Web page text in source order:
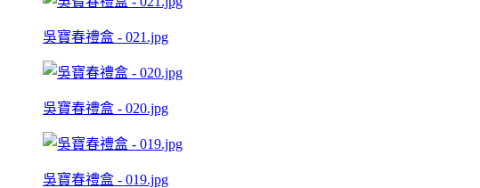
吳寶春禮盒 - 021.jpg
吳寶春禮盒 - 020.jpg
吳寶春禮盒 - 019.jpg